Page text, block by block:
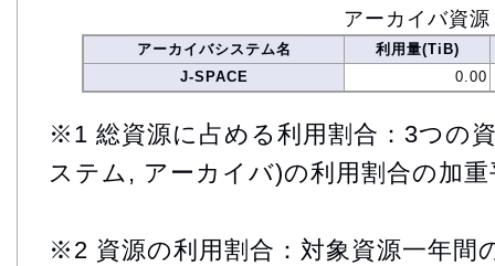
アーカイバ資源
アーカイバシステム名
利用量(TiB)
J-SPACE
0.00
※1 総資源に占める利用割合：3つの
ステム, アーカイバ)の利用割合の加重
※2 資源の利用割合：対象資源一年間